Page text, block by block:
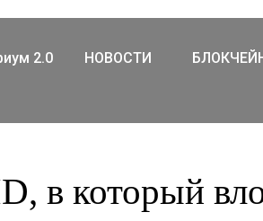
2.0 НОВОСТИ
в который